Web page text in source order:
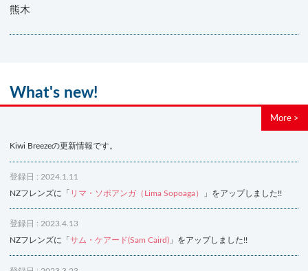
熊木
What's new!
More >
Kiwi Breezeの更新情報です。
登録日 : 2024.1.11
NZフレンズに「 リマ・ソポアンガ（Lima Sopoaga） 」をアップしました!!
登録日 : 2023.4.13
NZフレンズに「 サム・ケアード(Sam Caird) 」をアップしました!!